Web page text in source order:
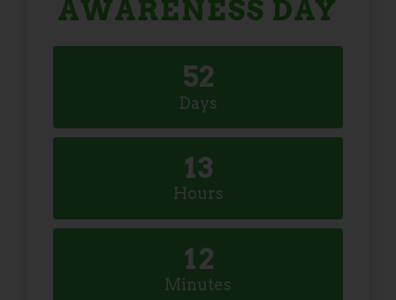
AWARENESS DAY
52
Days
13
Hours
12
Minutes